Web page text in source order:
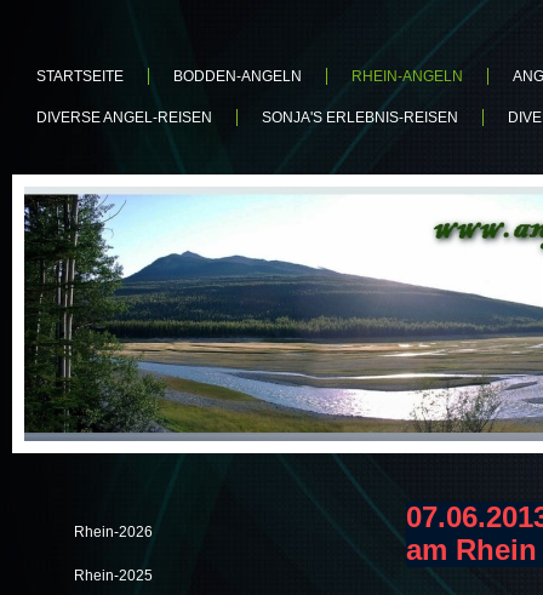
STARTSEITE BODDEN-ANGELN RHEIN-ANGELN
DIVERSE ANGEL-REISEN SONJA'S ERLEBNIS-REISEN
Rhein-2026
Rhein-2025
am Rhein